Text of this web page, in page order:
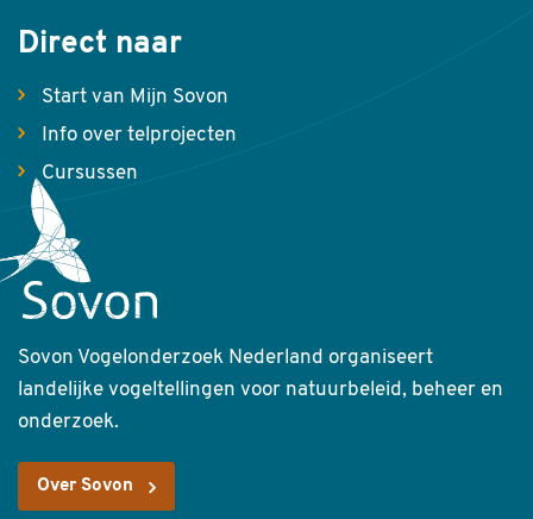
Direct naar
Start van Mijn Sovon
Info over telprojecten
Cursussen
Sovon Vogelonderzoek Nederland organiseert
landelijke vogeltellingen voor natuurbeleid, beheer en
onderzoek.
Over Sovon